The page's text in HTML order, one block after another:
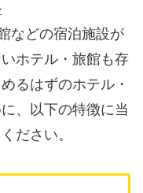
などの宿泊施設が
ホテル・旅館も存
るはずのホテル・
、以下の特徴に当
ださい。